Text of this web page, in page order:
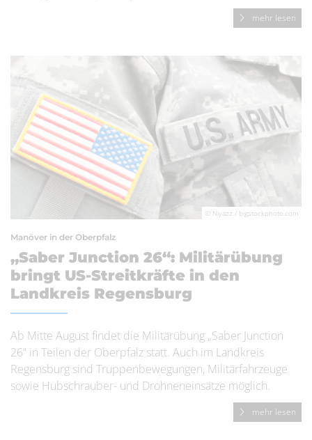
mehr lesen
© Niyazz / bigstockphoto.com
Manöver in der Oberpfalz
„Saber Junction 26“: Militärübung
bringt US-Streitkräfte in den
Landkreis Regensburg
Ab Mitte August findet die Militärübung „Saber Junction
26“ in Teilen der Oberpfalz statt. Auch im Landkreis
Regensburg sind Truppenbewegungen, Militärfahrzeuge
sowie Hubschrauber- und Drohneneinsätze möglich.
mehr lesen